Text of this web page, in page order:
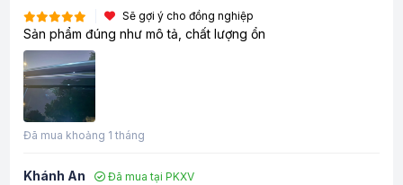
Sẽ gợi ý cho đồng nghiệp
Sản phẩm đúng như mô tả, chất lượng ổn
Đã mua khoảng 1 tháng
Khánh An
Đã mua tại PKXV